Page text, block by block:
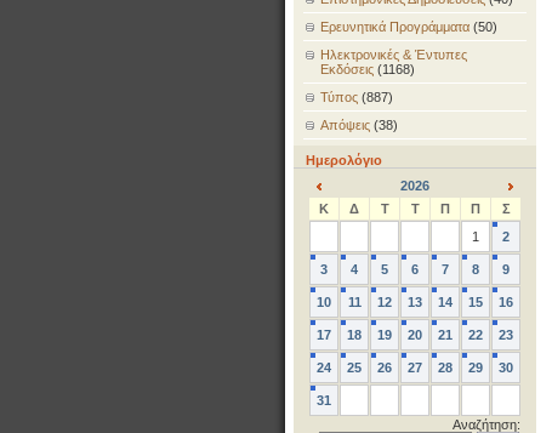
Ερευνητικά Προγράμματα (50)
Ηλεκτρονικές & Έντυπες
Εκδόσεις (1168)
Τύπος (887)
Απόψεις (38)
Ημερολόγιο
<
2026
>
Κ Δ Τ Τ Π Π
Σ
1
2
3 4 5 6 7 8 9
10 11 12 13 14 15 16
17 18 19 20 21 22 23
24 25 26 27 28 29 30
31
Αναζήτηση: